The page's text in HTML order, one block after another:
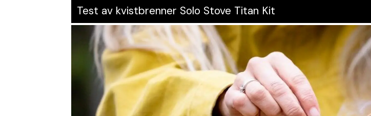
Test av kvistbrenner Solo Stove Titan Kit